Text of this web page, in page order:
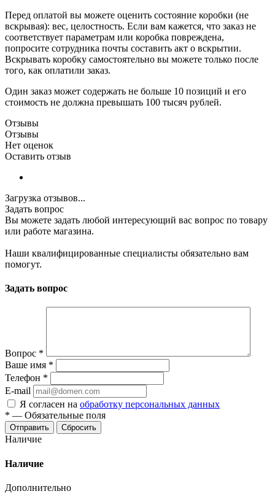
Перед оплатой вы можете оценить состояние коробки (не
вскрывая): вес, целостность. Если вам кажется, что заказ не
соответствует параметрам или коробка повреждена,
попросите сотрудника почты составить акт о вскрытии.
Вскрывать коробку самостоятельно вы можете только после
того, как оплатили заказ.
Один заказ может содержать не больше 10 позиций и его
стоимость не должна превышать 100 тысяч рублей.
Отзывы
Отзывы
Нет оценок
Оставить отзыв
Загрузка отзывов...
Задать вопрос
Вы можете задать любой интересующий вас вопрос по товару
или работе магазина.
Наши квалифицированные специалисты обязательно вам
помогут.
Задать вопрос
Вопрос *
Ваше имя *
Телефон *
E-mail
Я согласен на обработку персональных данных
* — Обязательные поля
Отправить Сбросить
Наличие
Наличие
Дополнительно